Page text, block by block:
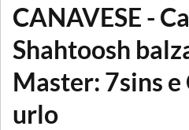
CANAVESE -
Shahtoosh
Master: 7sins e
urlo